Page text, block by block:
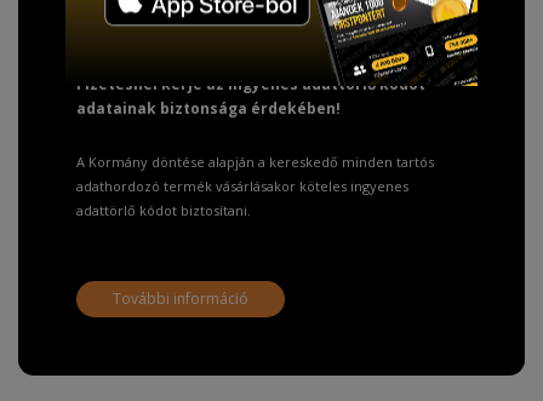
TISZTELT VÁSÁRLÓNK!
Fizetésnél kérje az ingyenes adattörlő kódot
adatainak biztonsága érdekében!
A Kormány döntése alapján a kereskedő minden tartós
adathordozó termék vásárlásakor köteles ingyenes
adattörlő kódot biztosítani.
További információ